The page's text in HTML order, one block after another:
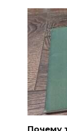
Почему